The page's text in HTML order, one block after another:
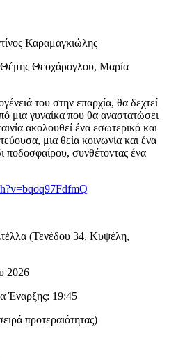
Καραμαγκιώλης
Θεοχάρογλου, Μαρία
του στην επαρχία, θα δεχτεί
μια γυναίκα που θα αναστατώσει
ακολουθεί ένα εσωτερικό και
μια θεία κοινωνία και ένα
ποδοσφαίρου, συνθέτοντας ένα
(Τενέδου 34, Κυψέλη,
2026
Έναρξης: 19:45
προτεραιότητας)